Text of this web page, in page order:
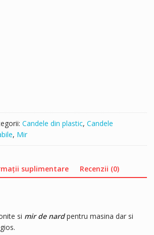
Candele din plastic, Candele
, Mir
suplimentare Recenzii (0)
si mir de nardpentru masina dar si